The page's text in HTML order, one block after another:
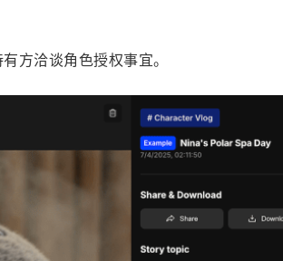
方洽谈角色授权事宜。